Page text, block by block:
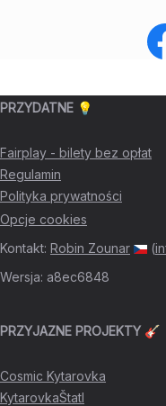
PRZYDATNE 💡
Fairplay - bilety bez opłat
Regulamin
Polityka prywatności
Opcje cookies
Kontakt: Robin Zounar (
Wersja: a8ec6848
PRZYJAZNE PROJEKTY 🎸
Cosmic Kytarovka
KytarovkaŠtatl